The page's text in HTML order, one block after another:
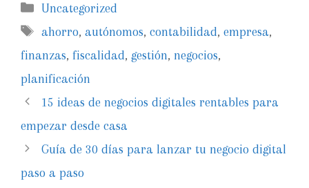
Uncategorized
ahorro,autónomos,contabilidad,empresa,
finanzas, fiscalidad, gestión, negocios,
planificación
15 ideas de negocios digitales rentables para
empezar desde casa
Guía de 30 días para lanzar tu negocio digital
paso a paso